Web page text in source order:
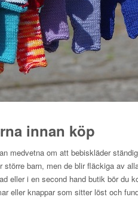
innan köp
medvetna om att bebiskläder
barn, men de blir fläckiga av
eller i en second hand butik bör du
eller knappar som sitter löst och